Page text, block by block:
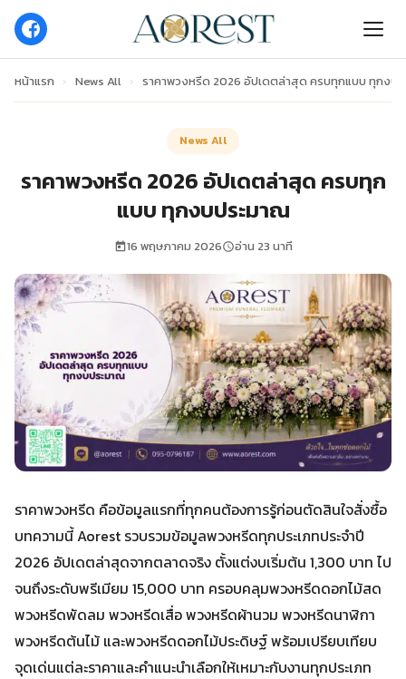
หน้าแรก › News All › ราคาพวงหรีด 2026 อัปเดตล่าสุด ครบทุกแบบ ทุกงบ
News All
ราคาพวงหรีด 2026 อัปเดตล่าสุด ครบทุก
แบบ ทุกงบประมาณ
16 พฤษภาคม 2026 อ่าน 23 นาที
ราคาพวงหรีด คือข้อมูลแรกที่ทุกคนต้องการรู้ก่อนตัดสินใจสั่งซื้อ
บทความนี้ Aorest รวบรวมข้อมูลพวงหรีดทุกประเภทประจำปี
2026 อัปเดตล่าสุดจากตลาดจริง ตั้งแต่งบเริ่มต้น 1,300 บาท ไป
จนถึงระดับพรีเมียม 15,000 บาท ครอบคลุมพวงหรีดดอกไม้สด
พวงหรีดพัดลม พวงหรีดเสื่อ พวงหรีดผ้านวม พวงหรีดนาฬิกา
พวงหรีดต้นไม้ และพวงหรีดดอกไม้ประดิษฐ์ พร้อมเปรียบเทียบ
จุดเด่นแต่ละราคาและคำแนะนำเลือกให้เหมาะกับงานทุกประเภท